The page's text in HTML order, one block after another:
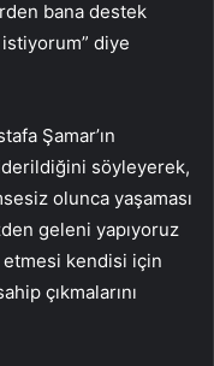
bana destek
istiyorum” diye
Şamar’ın
söyleyerek,
olunca yaşaması
geleni yapıyoruz
etmesi kendisi için
çıkmalarını